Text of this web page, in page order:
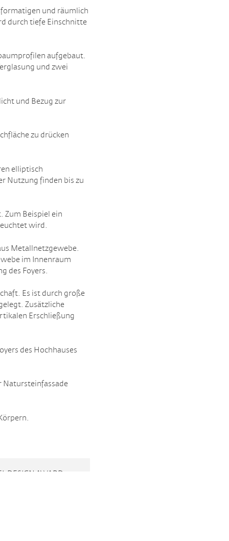
und räumlich
durch tiefe Einschnitte
aufgebaut.
und zwei
und Bezug zur
zu drücken
elliptisch
Nutzung finden bis zu
Zum Beispiel ein
wird.
Metallnetzgewebe.
im Innenraum
des Foyers.
Es ist durch große
Zusätzliche
Erschließung
des Hochhauses
Natursteinfassade
DESIGN AWARD 2013